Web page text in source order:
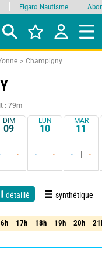
Champigny
: 79m
DIM
09
-
LUN
10
- -
MAR
11
- -
détaillé synthétique
Fiabilité 90%
17h 18h 19h 20h
17h 18h 19h 20h
Figaro Nautisme